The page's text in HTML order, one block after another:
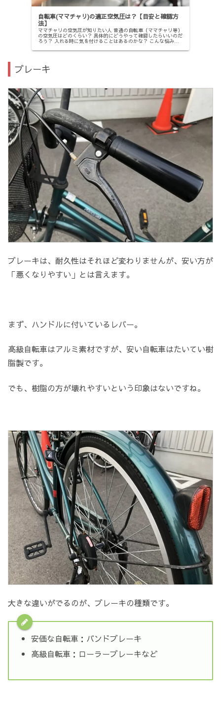
自転車(ママチャリ)の適正空気圧は？【目安と確認方
法】
ママチャリの空気圧が知りたい人 普通の自転車（ママチャリ等）
の空気圧はどのくらい？ 具体的にどうやって確認したらいいのだ
ろう？ 入れる時に気を付けることはあるのかな？ こんな悩みを
リ）...
ブレーキ
ブレーキは、耐久性はそれほど変わりませんが、安い方が
「悪くなりやすい」とは言えます。
まず、ハンドルに付いているレバー。
高級自転車はアルミ素材ですが、安い自転車はたいてい樹
脂製です。
でも、樹脂の方が壊れやすいという印象はないですね。
大きな違いがでるのが、ブレーキの種類です。
安価な自転車：バンドブレーキ
高級自転車：ローラーブレーキなど